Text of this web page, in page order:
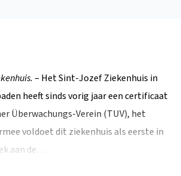
– Het Sint-Jozef Ziekenhuis in
heeft sinds vorig jaar een certificaat
Überwachungs-Verein (TUV), het
voldoet dit ziekenhuis als eerste in
aan de…